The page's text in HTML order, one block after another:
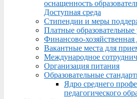
оснащенность
Доступная среда
Стипендии и меры
Платные образовательные
Финансово-хозяйственная
Вакантные места для
Международное
Организация питания
Образовательные
Ядро среднего
педагогического